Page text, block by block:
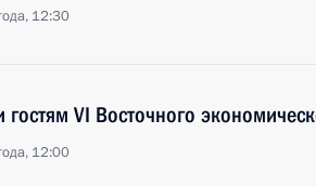
12:30
гостям VI Восточного
12:00